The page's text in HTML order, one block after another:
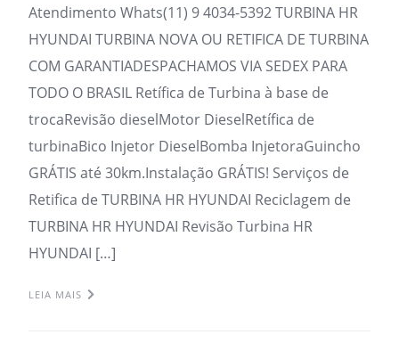
Atendimento Whats(11) 9 4034-5392 TURBINA HR
HYUNDAI TURBINA NOVA OU RETIFICA DE TURBINA
COM GARANTIADESPACHAMOS VIA SEDEX PARA
TODO O BRASIL Retífica de Turbina à base de
trocaRevisão dieselMotor DieselRetífica de
turbinaBico Injetor DieselBomba InjetoraGuincho
GRÁTIS até 30km.Instalação GRÁTIS! Serviços de
Retifica de TURBINA HR HYUNDAI Reciclagem de
TURBINA HR HYUNDAI Revisão Turbina HR
HYUNDAI […]
LEIA MAIS